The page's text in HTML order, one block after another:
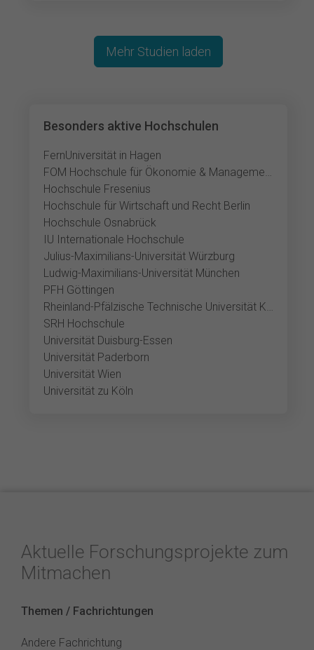
Besonders aktive Hochschulen
FernUniversität in Hagen
FOM Hochschule für Ökonomie & Management
Hochschule Fresenius
Hochschule für Wirtschaft und Recht Berlin
Hochschule Osnabrück
IU Internationale Hochschule
Julius-Maximilians-Universität Würzburg
Ludwig-Maximilians-Universität München
PFH Göttingen
Rheinland-Pfälzische Technische Universität Kaiserslautern-Landau
SRH Hochschule
Universität Duisburg-Essen
Universität Paderborn
Universität Wien
Universität zu Köln
Mehr Studien laden
Aktuelle Forschungsprojekte zum
Mitmachen
Themen / Fachrichtungen
Andere Fachrichtung